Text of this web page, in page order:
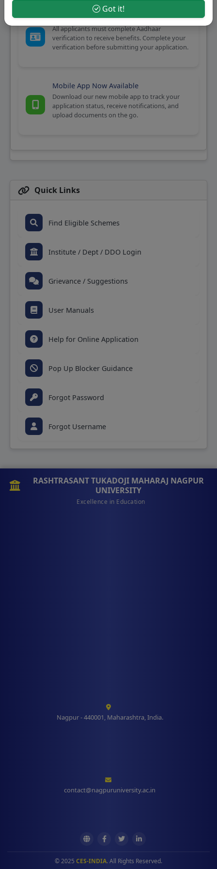
Mobile Number Verification Mandatory
All applicants must complete Aadhaar
verification to receive benefits. Complete your
verification before submitting your application.
Mobile App Now Available
Download our new mobile app to track your
application status, receive notifications, and
upload documents on the go.
Quick Links
Find Eligible Schemes
Institute / Dept / DDO Login
Grievance / Suggestions
User Manuals
Help for Online Application
Pop Up Blocker Guidance
Forgot Password
Forgot Username
RASHTRASANT TUKADOJI MAHARAJ NAGPUR
UNIVERSITY
Excellence in Education
Nagpur - 440001, Maharashtra, India.
contact@nagpuruniversity.ac.in
© 2025 CES-INDIA. All Rights Reserved.
Got it!